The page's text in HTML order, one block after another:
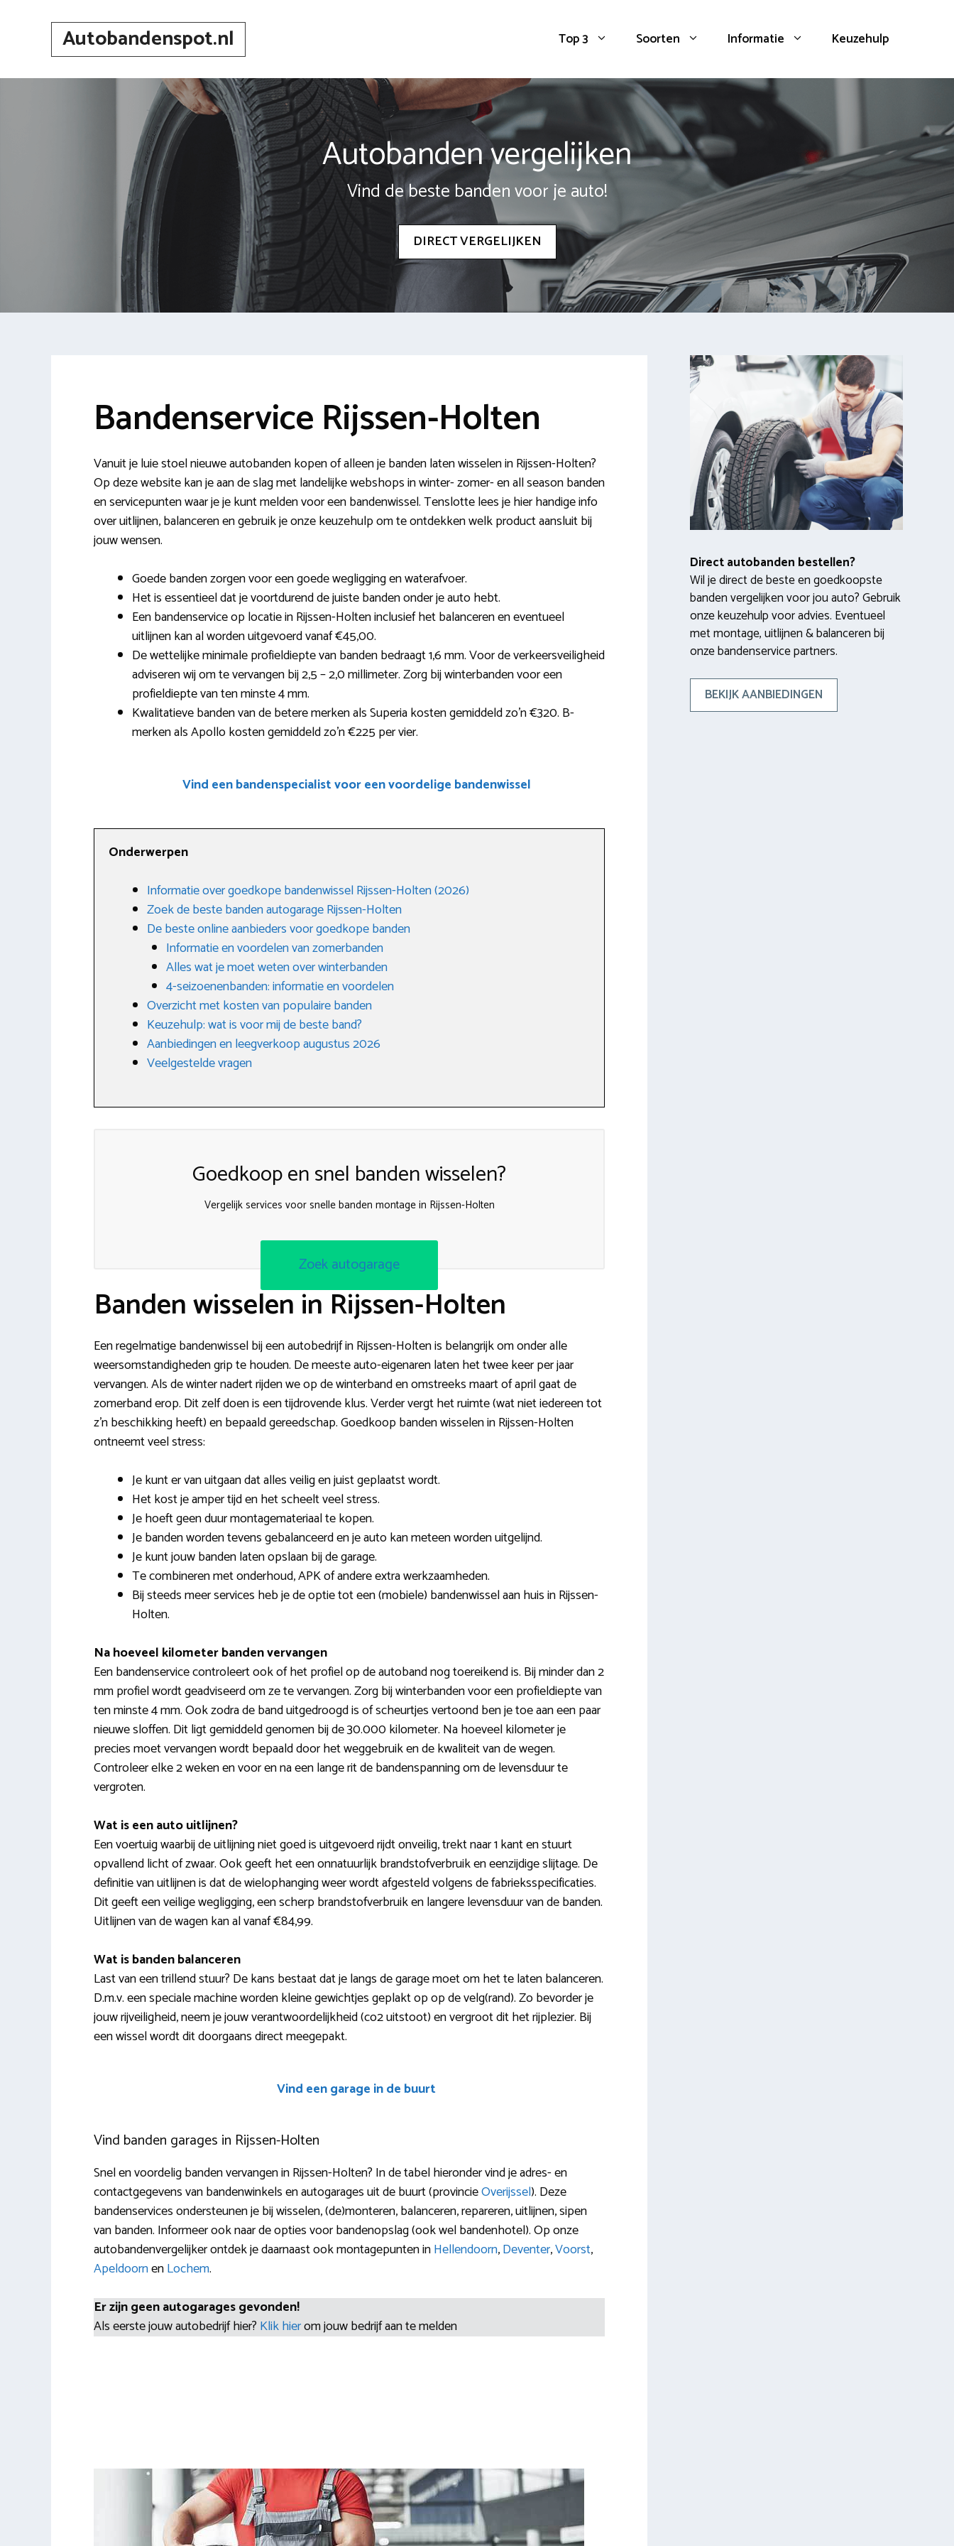
Autobandenspot.nl Top 3 Soorten Informatie Keuzehulp
Autobanden vergelijken
Vind de beste banden voor je auto!
DIRECT VERGELIJKEN
Bandenservice Rijssen-Holten
Vanuit je luie stoel nieuwe autobanden kopen of alleen je banden laten wisselen in Rijssen-Holten?
Op deze website kan je aan de slag met landelijke webshops in winter- zomer- en all season banden
en servicepunten waar je je kunt melden voor een bandenwissel. Tenslotte lees je hier handige info
over uitlijnen, balanceren en gebruik je onze keuzehulp om te ontdekken welk product aansluit bij
jouw wensen.
Goede banden zorgen voor een goede wegligging en waterafvoer.
Het is essentieel dat je voortdurend de juiste banden onder je auto hebt.
Een bandenservice op locatie in Rijssen-Holten inclusief het balanceren en eventueel
uitlijnen kan al worden uitgevoerd vanaf €45,00.
De wettelijke minimale profieldiepte van banden bedraagt 1,6 mm. Voor de verkeersveiligheid
adviseren wij om te vervangen bij 2,5 – 2,0 millimeter. Zorg bij winterbanden voor een
profieldiepte van ten minste 4 mm.
Kwalitatieve banden van de betere merken als Superia kosten gemiddeld zo’n €320. B-
merken als Apollo kosten gemiddeld zo’n €225 per vier.
Vind een bandenspecialist voor een voordelige bandenwissel
Onderwerpen
Informatie over goedkope bandenwissel Rijssen-Holten (2026)
Zoek de beste banden autogarage Rijssen-Holten
De beste online aanbieders voor goedkope banden
Informatie en voordelen van zomerbanden
Alles wat je moet weten over winterbanden
4-seizoenenbanden: informatie en voordelen
Overzicht met kosten van populaire banden
Keuzehulp: wat is voor mij de beste band?
Aanbiedingen en leegverkoop augustus 2026
Veelgestelde vragen
Goedkoop en snel banden wisselen?
Vergelijk services voor snelle banden montage in Rijssen-Holten
Zoek autogarage
Banden wisselen in Rijssen-Holten
Een regelmatige bandenwissel bij een autobedrijf in Rijssen-Holten is belangrijk om onder alle
weersomstandigheden grip te houden. De meeste auto-eigenaren laten het twee keer per jaar
vervangen. Als de winter nadert rijden we op de winterband en omstreeks maart of april gaat de
zomerband erop. Dit zelf doen is een tijdrovende klus. Verder vergt het ruimte (wat niet iedereen tot
z’n beschikking heeft) en bepaald gereedschap. Goedkoop banden wisselen in Rijssen-Holten
ontneemt veel stress:
Je kunt er van uitgaan dat alles veilig en juist geplaatst wordt.
Het kost je amper tijd en het scheelt veel stress.
Je hoeft geen duur montagemateriaal te kopen.
Je banden worden tevens gebalanceerd en je auto kan meteen worden uitgelijnd.
Je kunt jouw banden laten opslaan bij de garage.
Te combineren met onderhoud, APK of andere extra werkzaamheden.
Bij steeds meer services heb je de optie tot een (mobiele) bandenwissel aan huis in Rijssen-
Holten.
Na hoeveel kilometer banden vervangen
Een bandenservice controleert ook of het profiel op de autoband nog toereikend is. Bij minder dan 2
mm profiel wordt geadviseerd om ze te vervangen. Zorg bij winterbanden voor een profieldiepte van
ten minste 4 mm. Ook zodra de band uitgedroogd is of scheurtjes vertoond ben je toe aan een paar
nieuwe sloffen. Dit ligt gemiddeld genomen bij de 30.000 kilometer. Na hoeveel kilometer je
precies moet vervangen wordt bepaald door het weggebruik en de kwaliteit van de wegen.
Controleer elke 2 weken en voor en na een lange rit de bandenspanning om de levensduur te
vergroten.
Wat is een auto uitlijnen?
Een voertuig waarbij de uitlijning niet goed is uitgevoerd rijdt onveilig, trekt naar 1 kant en stuurt
opvallend licht of zwaar. Ook geeft het een onnatuurlijk brandstofverbruik en eenzijdige slijtage. De
definitie van uitlijnen is dat de wielophanging weer wordt afgesteld volgens de fabrieksspecificaties.
Dit geeft een veilige wegligging, een scherp brandstofverbruik en langere levensduur van de banden.
Uitlijnen van de wagen kan al vanaf €84,99.
Wat is banden balanceren
Last van een trillend stuur? De kans bestaat dat je langs de garage moet om het te laten balanceren.
D.m.v. een speciale machine worden kleine gewichtjes geplakt op op de velg(rand). Zo bevorder je
jouw rijveiligheid, neem je jouw verantwoordelijkheid (co2 uitstoot) en vergroot dit het rijplezier. Bij
een wissel wordt dit doorgaans direct meegepakt.
Vind een garage in de buurt
Vind banden garages in Rijssen-Holten
Snel en voordelig banden vervangen in Rijssen-Holten? In de tabel hieronder vind je adres- en
contactgegevens van bandenwinkels en autogarages uit de buurt (provincieOverijssel). Deze
bandenservices ondersteunen je bij wisselen, (de)monteren, balanceren, repareren, uitlijnen, sipen
van banden. Informeer ook naar de opties voor bandenopslag (ook wel bandenhotel). Op onze
autobandenvergelijker ontdek je daarnaast ook montagepunten inHellendoorn,Deventer,Voorst,
ApeldoornenLochem.
Er zijn geen autogarages gevonden!
Als eerste jouw autobedrijf hier? Klik hierom jouw bedrijf aan te melden
Direct autobanden bestellen?
Wil je direct de beste en goedkoopste
banden vergelijken voor jou auto? Gebruik
onze keuzehulp voor advies. Eventueel
met montage, uitlijnen & balanceren bij
onze bandenservice partners.
BEKIJK AANBIEDINGEN